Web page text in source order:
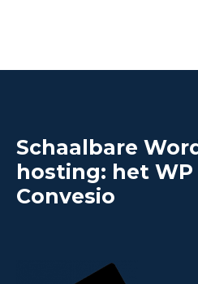
Schaalbare
hosting: het
Convesio